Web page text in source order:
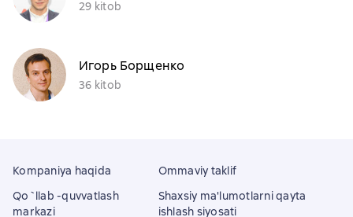
29 kitob
Игорь Борщенко
36 kitob
Kompaniya haqida
Qo`llab -quvvatlash
markazi
Ommaviy taklif
Shaxsiy ma'lumotlarni qayta
ishlash siyosati